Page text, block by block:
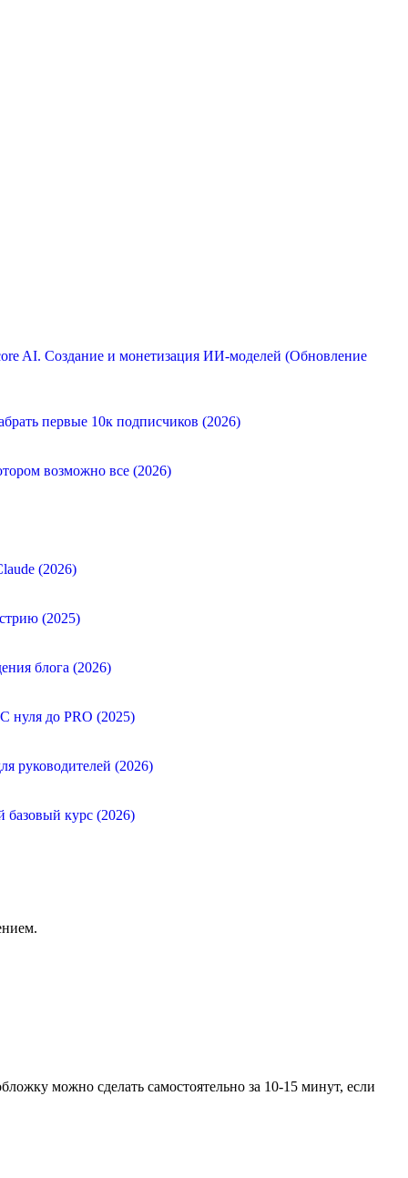
AI. Создание и монетизация ИИ-моделей (Обновление
первые 10к подписчиков (2026)
возможно все (2026)
(2026)
(2025)
блога (2026)
нуля до PRO (2025)
руководителей (2026)
курс (2026)
можно сделать самостоятельно за 10-15 минут, если